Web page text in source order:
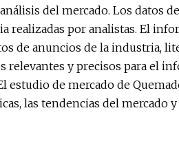
del mercado. Los datos
realizadas por analistas. El
de anuncios de la industria,
relevantes y precisos para el
estudio de mercado de
las tendencias del mercado